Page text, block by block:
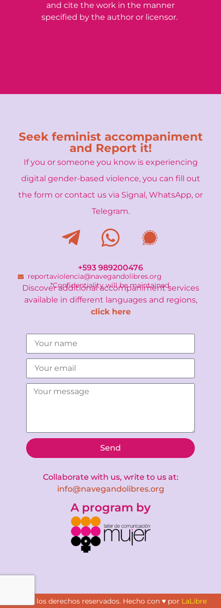
as long as you give appropriate credit
and cite the work in the manner
Seek feminist accompaniment
and Report it!
If you or someone you know is experiencing
digital gender-based violence, you can fill out
the form or contact us via Signal, WhatsApp, or
+593 989200476
reportaviolencia@navegandolibres.org
*Confidentiality will be maintained.
Discover additional accompaniment services
available in different languages and regions,
Send
Collaborate with us, write to us at:
info@navegandolibres.org
A program by